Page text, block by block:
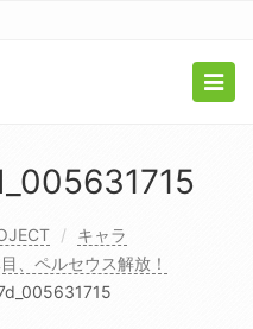
キャラ
、ペルセウス解放！